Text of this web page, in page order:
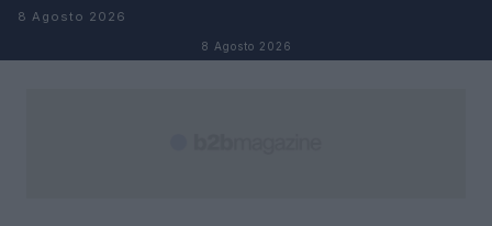
Salta al contenuto
8 Agosto 2026
8 Agosto 2026